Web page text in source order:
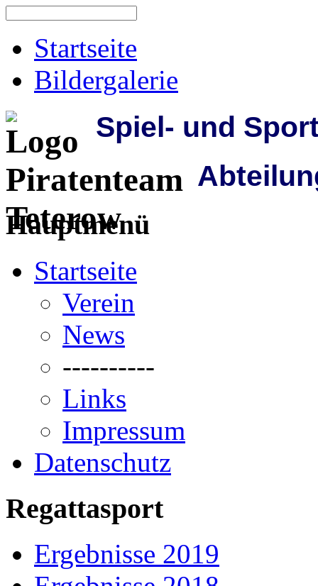
Startseite
Bildergalerie
Spiel- und
Hauptmenü
Startseite
Verein
News
----------
Links
Impressum
Datenschutz
Regattasport
Ergebnisse 2019